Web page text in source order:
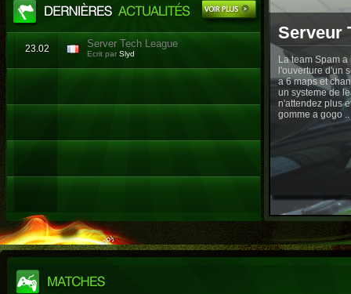
23.02 Server Tech League
Ecrit par Slyd
Serveur
La team Spam
l'ouverture d'un
a 6 maps et
un systeme de
n'attendez plus
gomme a gogo ..